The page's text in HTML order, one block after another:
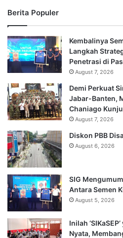
Berita Populer
Kembalinya
Langkah
Penetrasi di
August 7, 2026
Demi Perkuat
Jabar-Banten,
Chaniago
August 7, 2026
Diskon PBB
August 6, 2026
SIG
Antara Semen
August 5, 2026
Inilah
Nyata,